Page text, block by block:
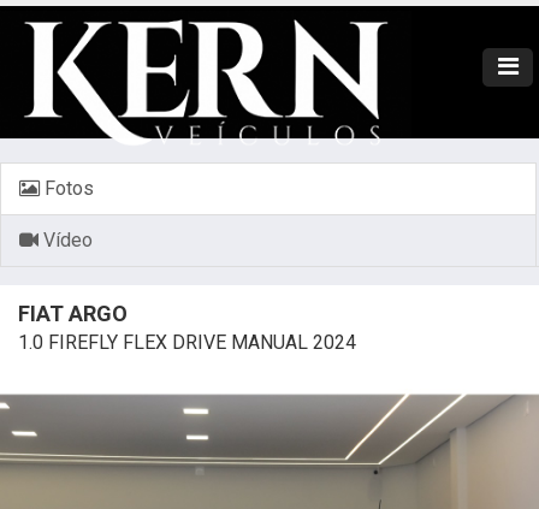
Fotos
Vídeo
FIAT ARGO
1.0 FIREFLY FLEX DRIVE MANUAL 2024